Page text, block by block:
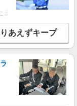
販売【au】
給 ★交通費別途支給
達を紹介
★月2回払
゜・。○。・゜
細を見る
ま市岩槻区・久喜市・
あえずキープ